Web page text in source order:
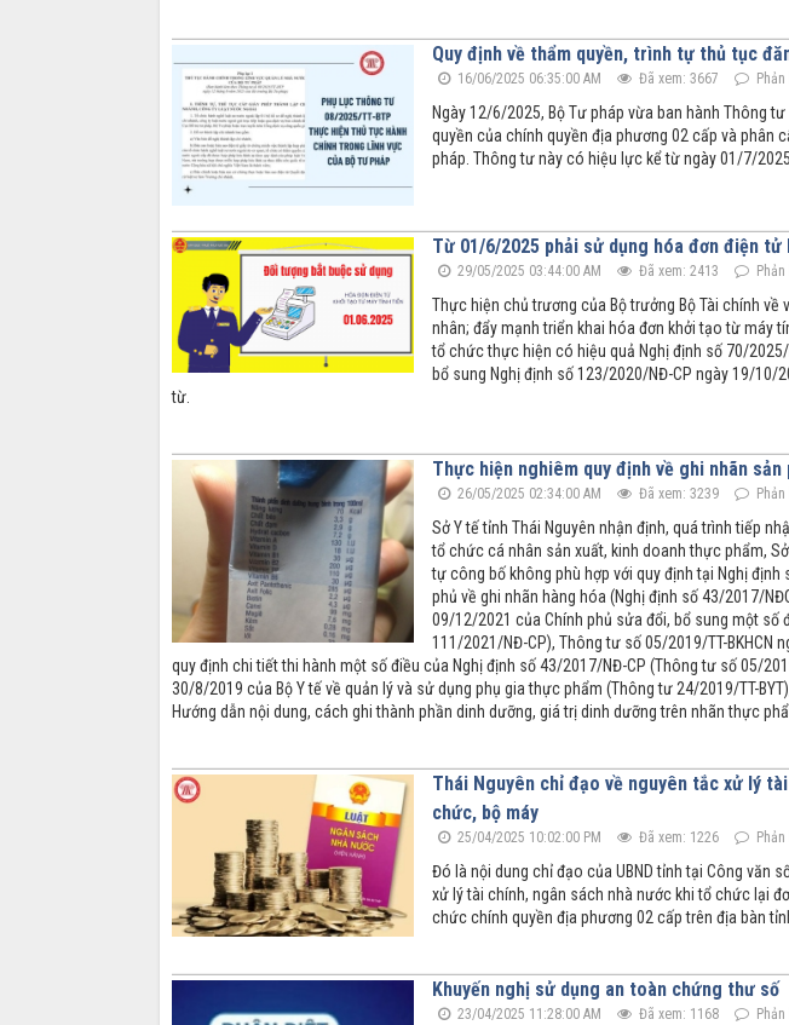
Quy định về thẩm quyền, trình tự thủ tục
16/06/2025 06:35:00 AM Đã xem: 3667
Ngày 12/6/2025, Bộ Tư pháp vừa ban hành Thông
quyền của chính quyền địa phương 02 cấp và phân
pháp. Thông tư này có hiệu lực kể từ ngày 01/7/2025.
Từ 01/6/2025 phải sử dụng hóa đơn điện
29/05/2025 03:44:00 AM Đã xem: 2413
Thực hiện chủ trương của Bộ trưởng Bộ Tài chính
nhân; đẩy mạnh triển khai hóa đơn khởi tạo từ máy
tổ chức thực hiện có hiệu quả Nghị định số 70/
bổ sung Nghị định số 123/2020/NĐ-CP ngày 19/10/
từ.
Thực hiện nghiêm quy định về ghi nhãn sản
26/05/2025 02:34:00 AM Đã xem: 3239
Sở Y tế tỉnh Thái Nguyên nhận định, quá trình tiếp
tổ chức cá nhân sản xuất, kinh doanh thực phẩm,
tự công bố không phù hợp với quy định tại Nghị
phủ về ghi nhãn hàng hóa (Nghị định số 43/2017/
09/12/2021 của Chính phủ sửa đổi, bổ sung một số
111/2021/NĐ-CP), Thông tư số 05/2019/TT-BKHCN
quy định chi tiết thi hành một số điều của Nghị định số 43/2017/NĐ-CP (Thông tư số 05/
30/8/2019 của Bộ Y tế về quản lý và sử dụng phụ gia thực phẩm (Thông tư 24/2019/TT-
Hướng dẫn nội dung, cách ghi thành phần dinh dưỡng, giá trị dinh dưỡng trên nhãn thực
Thái Nguyên chỉ đạo về nguyên tắc xử lý
chức, bộ máy
25/04/2025 10:02:00 PM Đã xem: 1226
Đó là nội dung chỉ đạo của UBND tỉnh tại Công văn
xử lý tài chính, ngân sách nhà nước khi tổ chức lại
chức chính quyền địa phương 02 cấp trên địa bàn
Khuyến nghị sử dụng an toàn chứng thư số
23/04/2025 11:28:00 AM Đã xem: 1168